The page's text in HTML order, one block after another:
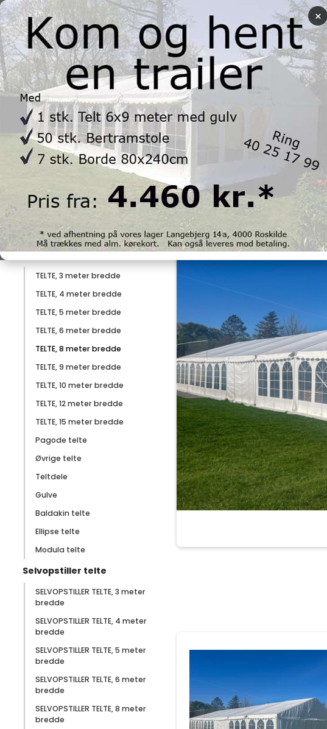
×
Telte Selvopstiller telte
Tilbehør
FORSIDE / PRODUKTER TIL LEJE / TELTE / TELTE, 8 METER BREDDE
Søgning
Søg
Telte
TELTE, 3 meter bredde
TELTE, 4 meter bredde
TELTE, 5 meter bredde
TELTE, 6 meter bredde
TELTE, 8 meter bredde
TELTE, 9 meter bredde
TELTE, 10 meter bredde
TELTE, 12 meter bredde
TELTE, 15 meter bredde
Pagode telte
Øvrige telte
Teltdele
Gulve
Baldakin telte
Ellipse telte
Modula telte
Selvopstiller telte
SELVOPSTILLER TELTE, 3 meter
bredde
SELVOPSTILLER TELTE, 4 meter
bredde
SELVOPSTILLER TELTE, 5 meter
bredde
SELVOPSTILLER TELTE, 6 meter
bredde
SELVOPSTILLER TELTE, 8 meter
bredde